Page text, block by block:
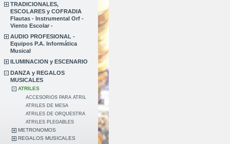
TRADICIONALES,
ESCOLARES y COFRADIA
Flautas - Instrumental Orf -
Viento Escolar -
AUDIO PROFESIONAL -
Equipos P.A. Informática
Musical
ILUMINACION y ESCENARIO
DANZA y REGALOS
MUSICALES
ATRILES
ACCESORIOS PARA ATRIL
ATRILES DE MESA
ATRILES DE ORQUESTRA
ATRILES PLEGABLES
METRONOMOS
REGALOS MUSICALES